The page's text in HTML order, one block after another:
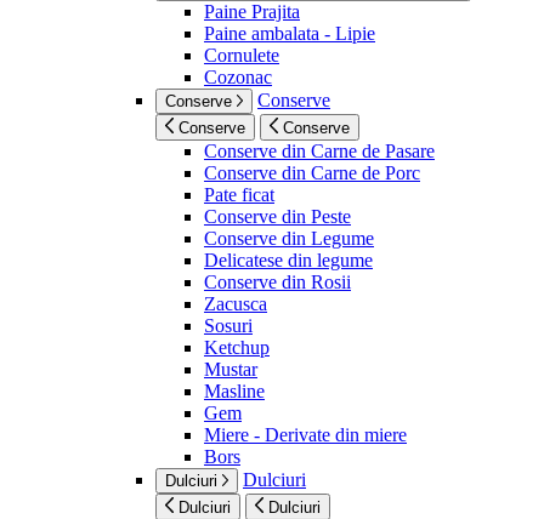
Paine Prajita
Paine ambalata - Lipie
Cornulete
Cozonac
Conserve Conserve
Conserve Conserve
Conserve din Carne de Pasare
Conserve din Carne de Porc
Pate ficat
Conserve din Peste
Conserve din Legume
Delicatese din legume
Conserve din Rosii
Zacusca
Sosuri
Ketchup
Mustar
Masline
Gem
Miere - Derivate din miere
Bors
Dulciuri Dulciuri
Dulciuri Dulciuri